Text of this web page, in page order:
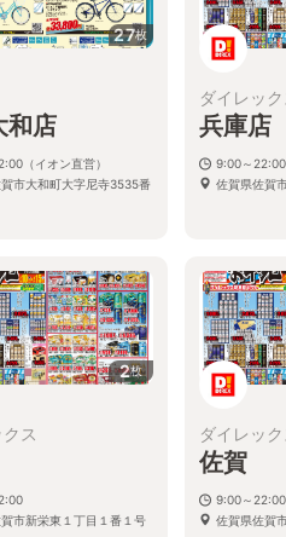
27枚
和店
（イオン直営）
市大和町大字尼寺3535番
ダイレック
兵庫店
9:00～22:00
佐賀県佐賀
2枚
ス
市新栄東１丁目１番１号
ダイレック
佐賀
9:00～22:00
佐賀県佐賀